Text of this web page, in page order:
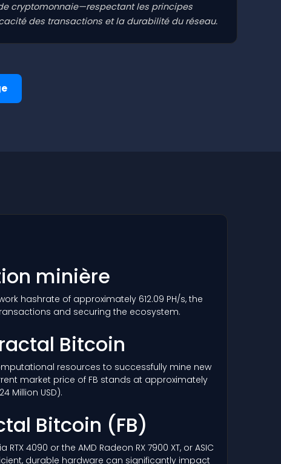
cryptomonnaie—respectant les principes
des transactions et la durabilité du réseau.
minière
hashrate of approximately 612.09 PH/s, the
and securing the ecosystem.
Bitcoin
resources to successfully mine new
market price of FB stands at approximately
Million USD).
Bitcoin (FB)
4090 or the AMD Radeon RX 7900 XT, or ASIC
durable hardware can significantly impact